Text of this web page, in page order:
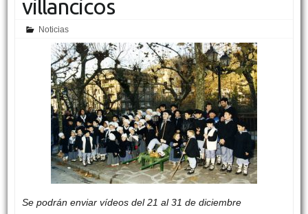
villancicos
Noticias
Se podrán enviar vídeos del 21 al 31 de diciembre